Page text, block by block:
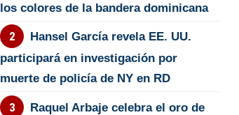
los colores de la bandera dominicana
Hansel García revela EE. UU.
participará en investigación por
muerte de policía de NY en RD
Raquel Arbaje celebra el oro de